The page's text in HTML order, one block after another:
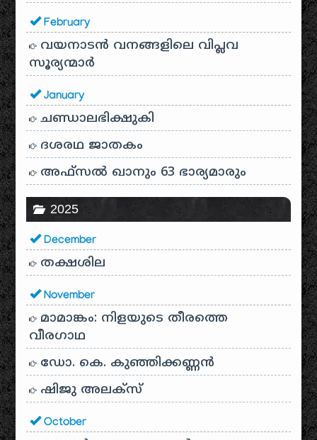
February
വയനാടൻ വനങ്ങളിലെ വിപ്ലവ
സൂര്യന്മാർ
January
ചണ്ഡാലഭിക്ഷുകി
ദശരഥ ജാതകം
അഫ്സൽ ഖാനും 63 ഭാര്യമാരും
2025
December
തക്ഷശില
November
മാമാങ്കം: നിളയുടെ തീരത്തെ
വീരഗാഥ
ഡോ. കെ. കുഞ്ഞിക്കണ്ണൻ
ഷിജു അലക്സ്
October